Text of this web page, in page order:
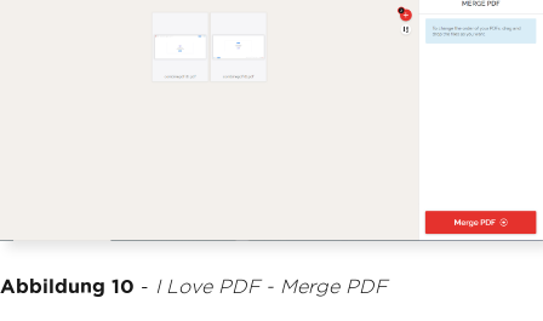
Abbildung 10 - I Love PDF - Merge PDF